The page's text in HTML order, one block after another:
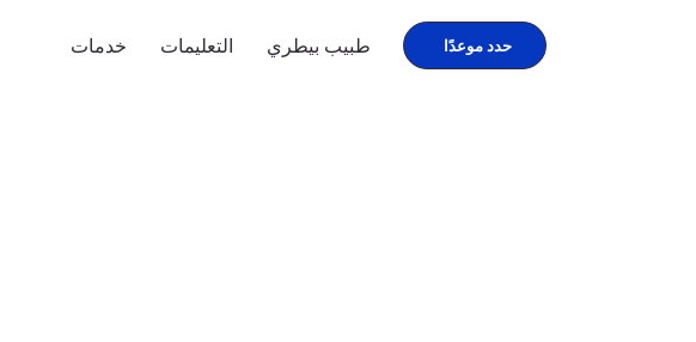
خدمات التعليمات طبيب بيطري حدد موعدًا